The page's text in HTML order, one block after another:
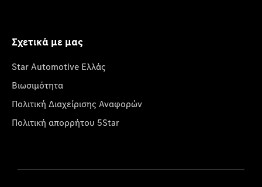
Σχετικά με μας
Star Automotive Ελλάς
Βιωσιμότητα
Πολιτική Διαχείρισης Αναφορών
Πολιτική απορρήτου 5Star